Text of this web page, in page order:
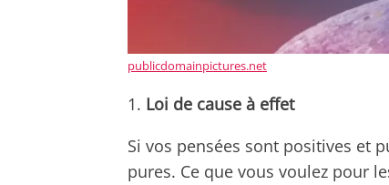
publicdomainpictures.net
1. Loi de cause à effet
Si vos pensées sont positives et
pures. Ce que vous voulez pour